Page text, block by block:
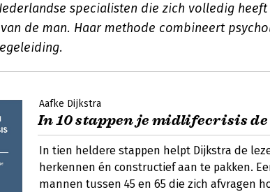
specialisten die zich volledig
de man. Haar methode combineert
Aafke Dijkstra
In 10 stappen je midlifecrisis de
In tien heldere stappen helpt Dijkstra de
herkennen én constructief aan te pakken.
mannen tussen 45 en 65 die zich afvragen